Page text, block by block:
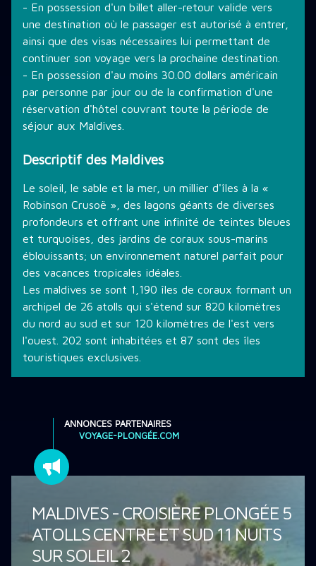
- En possession d'un billet aller-retour valide vers
une destination où le passager est autorisé à entrer,
ainsi que des visas nécessaires lui permettant de
continuer son voyage vers la prochaine destination.
- En possession d'au moins 30.00 dollars américain
par personne par jour ou de la confirmation d'une
réservation d'hôtel couvrant toute la période de
séjour aux Maldives.
Descriptif des Maldives
Le soleil, le sable et la mer, un millier d'îles à la «
Robinson Crusoë », des lagons géants de diverses
profondeurs et offrant une infinité de teintes bleues
et turquoises, des jardins de coraux sous-marins
éblouissants; un environnement naturel parfait pour
des vacances tropicales idéales.
Les maldives se sont 1,190 îles de coraux formant un
archipel de 26 atolls qui s'étend sur 820 kilomètres
du nord au sud et sur 120 kilomètres de l'est vers
l'ouest. 202 sont inhabitées et 87 sont des îles
touristiques exclusives.
ANNONCES PARTENAIRES
VOYAGE-PLONGÉE.COM
MALDIVES - CROISIÈRE PLONGÉE 5
ATOLLS CENTRE ET SUD 11 NUITS
SUR SOLEIL 2